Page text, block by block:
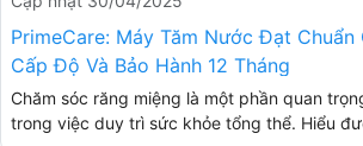
PrimeCare: Máy Tăm Nước Đạt Chuẩn
Cấp Độ Và Bảo Hành 12 Tháng
Chăm sóc răng miệng là một phần quan
trong việc duy trì sức khỏe tổng thể. Hiểu